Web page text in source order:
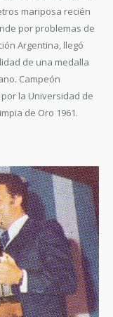
mariposa recién
por problemas de
Argentina, llegó
de una medalla
Campeón
por la Universidad de
de Oro 1961.